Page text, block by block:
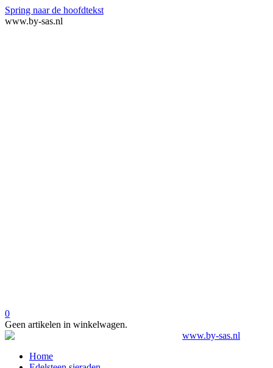
Spring naar de hoofdtekst
www.by-sas.nl
0
Geen artikelen in winkelwagen.
Home